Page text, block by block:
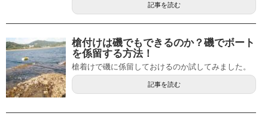
記事を読む
槍付けは磯でもできるのか？磯でボート
を係留する方法！
槍着けで磯に係留しておけるのか試してみました。
記事を読む